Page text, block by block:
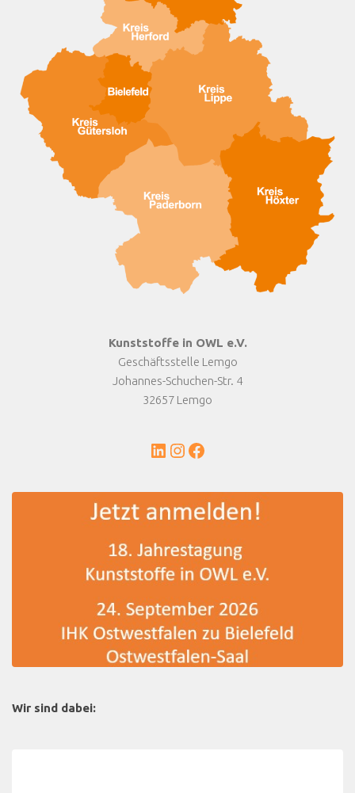
Kunststoffe in OWL e.V.
Geschäftsstelle Lemgo
Johannes-Schuchen-Str. 4
32657 Lemgo
LinkedIn
Instagram
Facebook
Wir sind dabei: